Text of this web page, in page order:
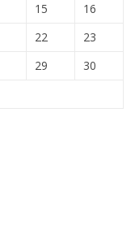
15
16
22
23
29
30